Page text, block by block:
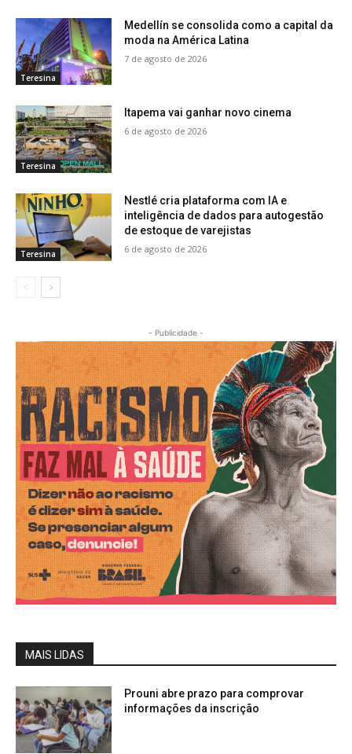
Teresina
Medellín se consolida como a capital da
moda na América Latina
7 de agosto de 2026
Teresina
Itapema vai ganhar novo cinema
6 de agosto de 2026
Teresina
Nestlé cria plataforma com IA e
inteligência de dados para autogestão
de estoque de varejistas
6 de agosto de 2026
- Publicidade -
MAIS LIDAS
Prouni abre prazo para comprovar
informações da inscrição